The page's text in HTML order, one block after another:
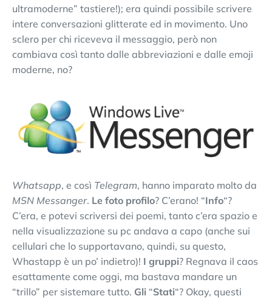
ultramoderne” tastiere!); era quindi possibile scrivere
intere conversazioni glitterate ed in movimento. Uno
sclero per chi riceveva il messaggio, però non
cambiava così tanto dalle abbreviazioni e dalle emoji
moderne, no?
Whatsapp, e così Telegram, hanno imparato molto da
MSN Messanger. Le foto profilo? C’erano! “Info“?
C’era, e potevi scriversi dei poemi, tanto c’era spazio e
nella visualizzazione su pc andava a capo (anche sui
cellulari che lo supportavano, quindi, su questo,
Whastapp è un po’ indietro)! I gruppi? Regnava il caos
esattamente come oggi, ma bastava mandare un
“trillo” per sistemare tutto. Gli “Stati“? Okay, questi